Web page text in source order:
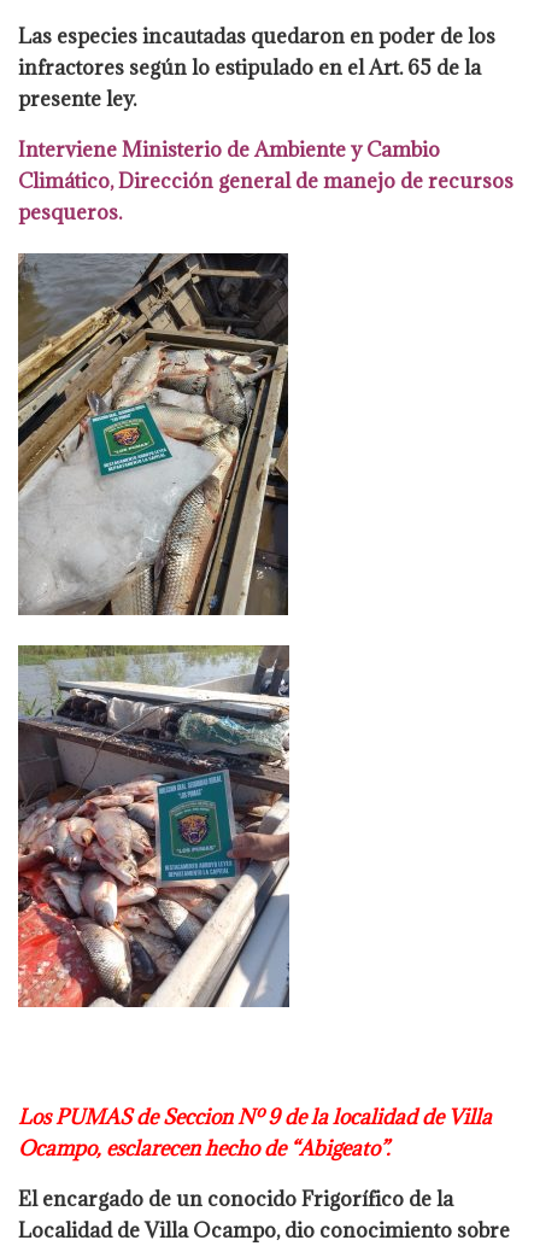
Las especies incautadas quedaron enpoder de los
infractores según lo estipulado en el Art. 65 de la
presente ley.
Interviene Ministerio de Ambiente y Cambio
Climático, Dirección general demanejo de recursos
pesqueros.
Los PUMAS de Seccion Nº 9 de la localidad de Villa
Ocampo, esclarecen hechode “Abigeato”.
El encargado de un conocido Frigorífico de la
Localidad de Villa Ocampo, dio conocimiento sobre